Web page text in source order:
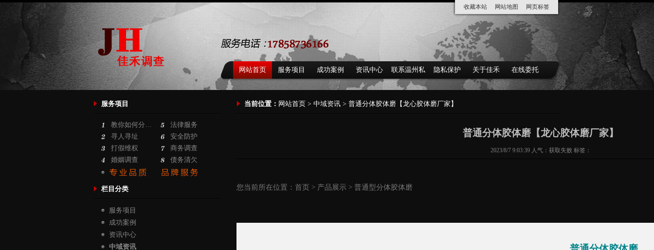
收藏本站 网站地图 网页标签
网站首页 服务项目 成功案例 资讯中心 联系温州私
家侦探
隐私保护 关于佳禾 在线委托
服务项目
教你如何分…
法律服务
寻人寻址
安全防护
打假维权
商务调查
婚姻调查
债务清欠
栏目分类
服务项目
成功案例
资讯中心
中域资讯
当前位置： 网站首页 > 中域资讯 > 普通分体胶体磨【龙心胶体磨厂家】
普通分体胶体磨【龙心胶体磨厂家】
2023/8/7 9:03:39 人气： 获取失败 标签：
您当前所在位置： 首页 > 产品展示 > 普通型分体胶体磨